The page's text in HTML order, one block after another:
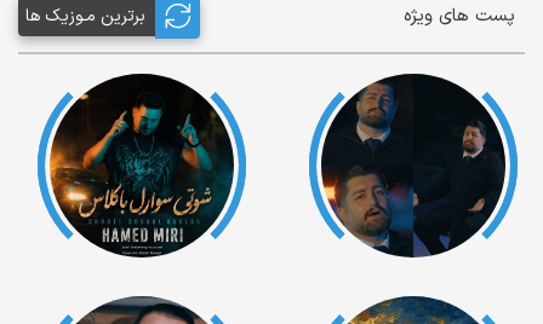
پست های ویژه برترین مـوزیک ها